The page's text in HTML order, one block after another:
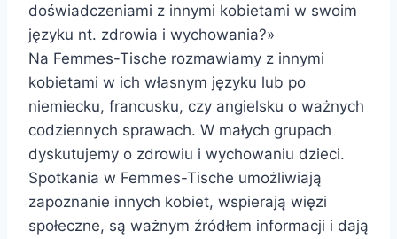
doświadczeniami z innymi kobietami w swoim
języku nt. zdrowia i wychowania?»
Na Femmes-Tische rozmawiamy z innymi
kobietami w ich własnym języku lub po
niemiecku, francusku, czy angielsku o ważnych
codziennych sprawach. W małych grupach
dyskutujemy o zdrowiu i wychowaniu dzieci.
Spotkania w Femmes-Tische umożliwiają
zapoznanie innych kobiet, wspierają więzi
społeczne, są ważnym źródłem informacji i dają